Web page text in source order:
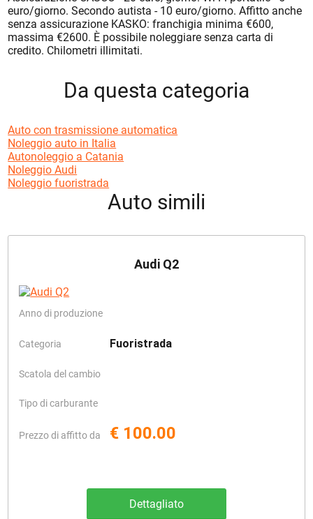
euro/giorno. Secondo autista - 10 euro/giorno. Affitto anche
senza assicurazione KASKO: franchigia minima €600,
massima €2600. È possibile noleggiare senza carta di
credito. Chilometri illimitati.
Da questa categoria
Auto con trasmissione automatica
Noleggio auto in Italia
Autonoleggio a Catania
Noleggio Audi
Noleggio fuoristrada
Auto simili
Audi Q2
Anno di produzione
Categoria Fuoristrada
Scatola del cambio
Tipo di carburante
Prezzo di affitto da € 100.00
Dettagliato